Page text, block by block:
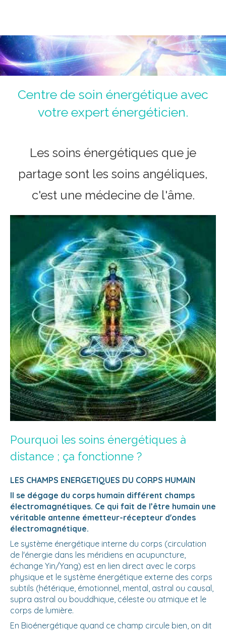
Centre de soin énergétique avec
votre expert énergéticien.
Les soins énergétiques que je
partage sont les soins angéliques,
c'est une médecine de l'âme.
Pourquoi les soins énergétiques à
distance ; ça fonctionne ?
LES CHAMPS ENERGETIQUES DU CORPS HUMAIN
Il se dégage du corps humain différent champs
électromagnétiques. Ce qui fait de l’être humain une
véritable antenne émetteur-récepteur d'ondes
électromagnétique.
Le système énergétique interne du corps (circulation
de l'énergie dans les méridiens en acupuncture,
échange Yin/Yang) est en lien direct avec le corps
physique et le système énergétique externe des corps
subtils (hétérique, émotionnel, mental, astral ou causal,
supra astral ou bouddhique, céleste ou atmique et le
corps de lumière.
En Bioénergétique quand ce champ circule bien, on dit